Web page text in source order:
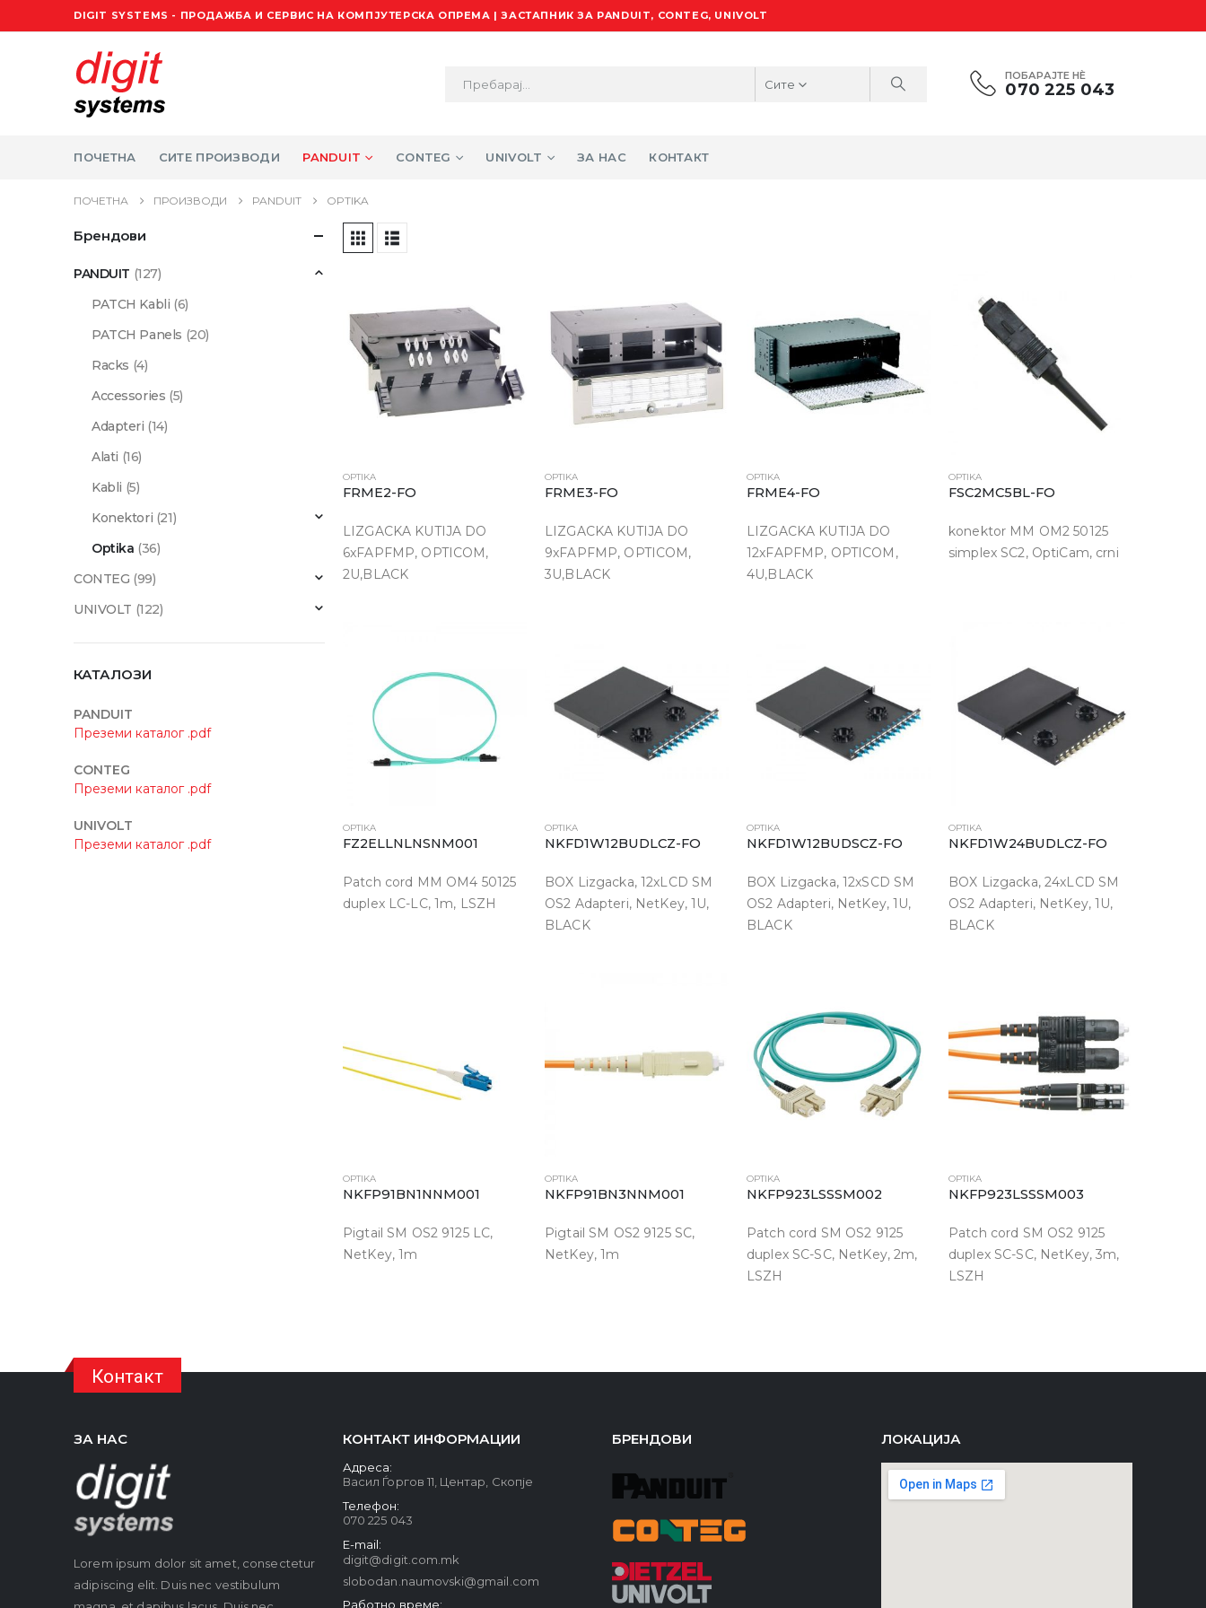
DIGIT SYSTEMS - ПРОДАЖБА И СЕРВИС НА КОМПЈУТЕРСКА ОПРЕМА | ЗАСТАПНИК ЗА PANDUIT, CONTEG, UNIVOLT
Сите
ПОБАРАЈТЕ НÈ
070 225 043
ПОЧЕТНА СИТЕ ПРОИЗВОДИ PANDUIT CONTEG UNIVOLT ЗА НАС КОНТАКТ
ПОЧЕТНА ПРОИЗВОДИ PANDUIT OPTIKA
OPTIKA
FRME2-FO
LIZGACKA KUTIJA DO
6xFAPFMP, OPTICOM,
2U,BLACK
OPTIKA
FRME3-FO
LIZGACKA KUTIJA DO
9xFAPFMP, OPTICOM,
3U,BLACK
OPTIKA
FRME4-FO
LIZGACKA KUTIJA DO
12xFAPFMP, OPTICOM,
4U,BLACK
OPTIKA
FSC2MC5BL-FO
konektor MM OM2 50125
simplex SC2, OptiCam, crni
OPTIKA
FZ2ELLNLNSNM001
Patch cord MM OM4 50125
duplex LC-LC, 1m, LSZH
OPTIKA
NKFD1W12BUDLCZ-FO
BOX Lizgacka, 12xLCD SM
OS2 Adapteri, NetKey, 1U,
BLACK
OPTIKA
NKFD1W12BUDSCZ-FO
BOX Lizgacka, 12xSCD SM
OS2 Adapteri, NetKey, 1U,
BLACK
OPTIKA
NKFD1W24BUDLCZ-FO
BOX Lizgacka, 24xLCD SM
OS2 Adapteri, NetKey, 1U,
BLACK
OPTIKA
NKFP91BN1NNM001
Pigtail SM OS2 9125 LC,
NetKey, 1m
OPTIKA
NKFP91BN3NNM001
Pigtail SM OS2 9125 SC,
NetKey, 1m
OPTIKA
NKFP923LSSSM002
Patch cord SM OS2 9125
duplex SC-SC, NetKey, 2m,
LSZH
OPTIKA
NKFP923LSSSM003
Patch cord SM OS2 9125
duplex SC-SC, NetKey, 3m,
LSZH
Брендови
PANDUIT (127)
PATCH Kabli (6)
PATCH Panels (20)
Racks (4)
Accessories (5)
Adapteri (14)
Alati (16)
Kabli (5)
Konektori (21)
Optika (36)
CONTEG (99)
UNIVOLT (122)
КАТАЛОЗИ
PANDUIT
Преземи каталог .pdf
CONTEG
Преземи каталог .pdf
UNIVOLT
Преземи каталог .pdf
Контакт
ЗА НАС
Lorem ipsum dolor sit amet, consectetur
adipiscing elit. Duis nec vestibulum
КОНТАКТ ИНФОРМАЦИИ
Адреса:
Васил Ѓоргов 11, Центар, Скопје
Телефон:
070 225 043
E-mail:
digit@digit.com.mk
slobodan.naumovski@gmail.com
Работно време:
БРЕНДОВИ ЛОКАЦИЈА